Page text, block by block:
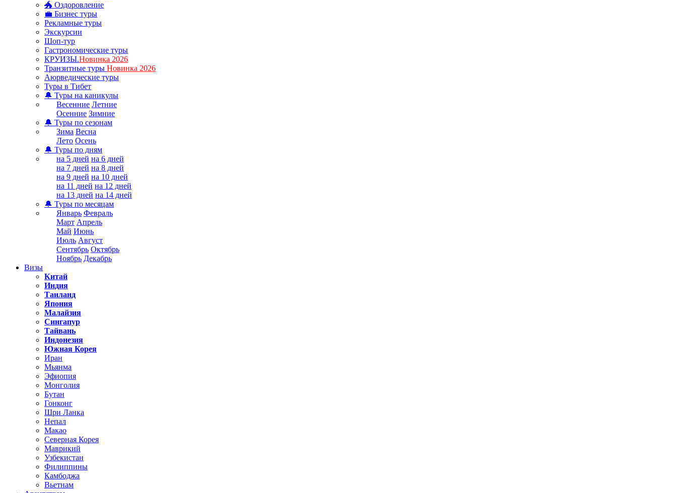
🐲 Оздоровление
💼 Бизнес туры
Рекламные туры
Экскурсии
Шоп-тур
Гастрономические туры
КРУИЗЫ.Новинка 2026
Транзитные туры Новинка 2026
Аюрведические туры
Туры в Тибет
🔔 Туры на каникулы
Весенние Летние
Осенние Зимние
🔔 Туры по сезонам
Зима Весна
Лето Осень
🔔 Туры по дням
на 5 дней на 6 дней
на 7 дней на 8 дней
на 9 дней на 10 дней
на 11 дней на 12 дней
на 13 дней на 14 дней
🔔 Туры по месяцам
Январь Февраль
Март Апрель
Май Июнь
Июль Август
Сентябрь Октябрь
Ноябрь Декабрь
Визы
Китай
Индия
Таиланд
Япония
Малайзия
Сингапур
Тайвань
Индонезия
Южная Корея
Иран
Мьянма
Эфиопия
Монголия
Бутан
Гонконг
Шри Ланка
Непал
Макао
Северная Корея
Маврикий
Узбекистан
Филиппины
Камбоджа
Вьетнам